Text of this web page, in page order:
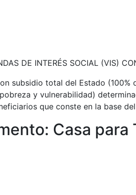
DE INTERÉS SOCIAL (VIS)
subsidio total del Estado
y vulnerabilidad)
que conste en la base
Casa para